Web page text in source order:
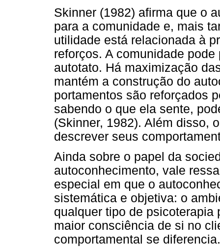
Skinner (1982) afirma que o
para a comunidade e, mais
utilidade está relacionada à
reforços. A comunidade
autotato. Há maximização
mantém a construção do
portamentos são reforçados
sabendo o que ela sente,
(Skinner, 1982). Além disso,
descrever seus
Ainda sobre o papel da
autoconhecimento, vale
especial em que o
sistemática e objetiva: o
qualquer tipo de psicoterapia
maior consciência de si no
comportamental se diferencia.